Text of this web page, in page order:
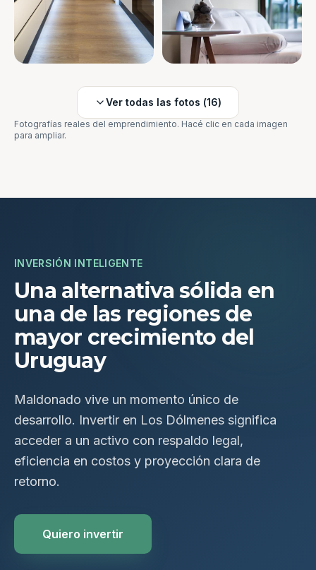
Ver todas las fotos (16)
Fotografías reales del emprendimiento. Hacé clic en cada imagen
para ampliar.
INVERSIÓN INTELIGENTE
Una alternativa sólida en
una de las regiones de
mayor crecimiento del
Uruguay
Maldonado vive un momento único de
desarrollo. Invertir en Los Dólmenes significa
acceder a un activo con respaldo legal,
eficiencia en costos y proyección clara de
retorno.
Quiero invertir